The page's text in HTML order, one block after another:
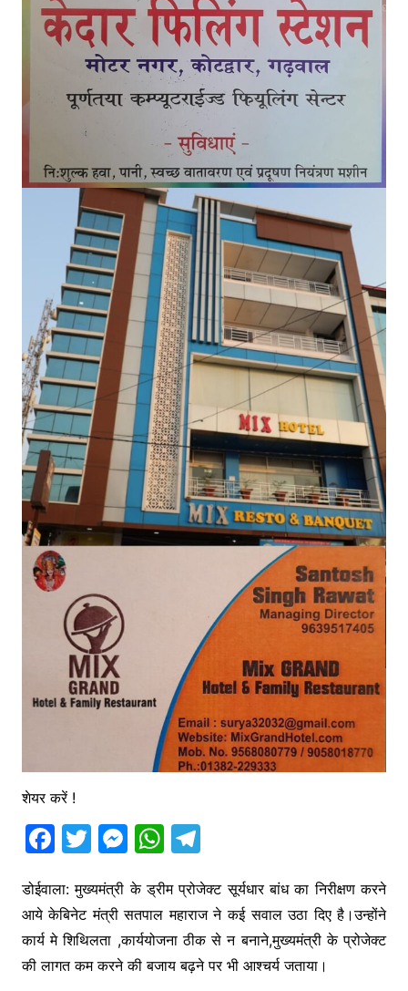
शेयर करें !
F
c
e
b
T
itt
er
M
s
s
e
W
at
s
A
T
e
gr
a
डोईवाला: मुख्यमंत्री के ड्रीम प्रोजेक्ट सूर्यधार बांध का निरीक्षण करने
आये केबिनेट मंत्री सतपाल महाराज ने कई सवाल उठा दिए है।उन्होंने
कार्य मे शिथिलता ,कार्ययोजना ठीक से न बनाने,मुख्यमंत्री के प्रोजेक्ट
की लागत कम करने की बजाय बढ़ने पर भी आश्चर्य जताया।